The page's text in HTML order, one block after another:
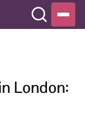
London: